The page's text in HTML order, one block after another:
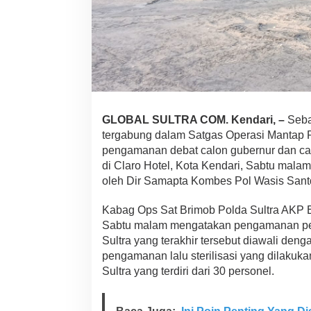
S
u
l
r
a
A
m
n
n
D
e
a
T
e
r
a
GLOBAL SULTRA COM. Kendari, –
tergabung dalam Satgas Operasi Mantap
pengamanan debat calon gubernur dan
di Claro Hotel, Kota Kendari, Sabtu
oleh Dir Samapta Kombes Pol Wasis
Kabag Ops Sat Brimob Polda Sultra AKP
Sabtu malam mengatakan pengamanan
Sultra yang terakhir tersebut diawali
pengamanan lalu sterilisasi yang
Sultra yang terdiri dari 30 personel.